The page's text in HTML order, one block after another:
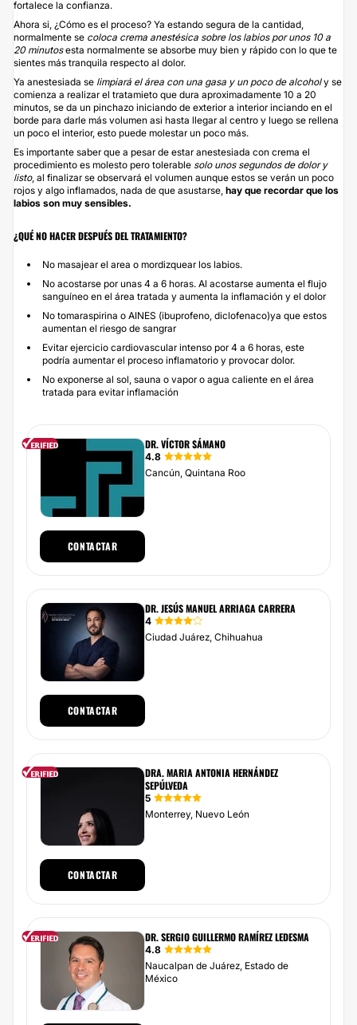
fortalece la confianza.
Ahora si, ¿Cómo es el proceso? Ya estando segura de la cantidad,
normalmente se coloca crema anestésica sobre los labios por unos 10 a
20 minutosesta normalmente se absorbe muy bien y rápido con lo que te
sientes más tranquila respecto al dolor.
Ya anestesiada se limpiará el área con una gasa y un poco de alcoholy se
comienza a realizar el tratamieto que dura aproximadamente 10 a 20
minutos, se da un pinchazo iniciando de exterior a interior inciando en el
borde para darle más volumen asi hasta llegar al centro y luego se rellena
un poco el interior, esto puede molestar un poco más.
Es importante saber que a pesar de estar anestesiada con crema el
procedimiento es molesto pero tolerable solo unos segundos de dolor y
listo, al finalizar se observará el volumen aunque estos se verán un poco
rojos y algo inflamados, nada de que asustarse, hay que recordar que los
labios son muy sensibles.
¿QUÉ NO HACER DESPUÉS DEL TRATAMIENTO?
No masajear el area o mordizquear los labios.
No acostarse por unas 4 a 6 horas. Al acostarse aumenta el flujo
sanguíneo en el área tratada y aumenta la inflamación y el dolor
No tomaraspirina o AINES (ibuprofeno, diclofenaco)ya que estos
aumentan el riesgo de sangrar
Evitar ejercicio cardiovascular intenso por 4 a 6 horas, este
podría aumentar el proceso inflamatorio y provocar dolor.
No exponerse al sol, sauna o vapor o agua caliente en el área
tratada para evitar inflamación
DR. VÍCTOR SÁMANO
4.8
Cancún, Quintana Roo
CONTACTAR
DR. JESÚS MANUEL ARRIAGA CARRERA
4
Ciudad Juárez, Chihuahua
CONTACTAR
DRA. MARIA ANTONIA HERNÁNDEZ
SEPÚLVEDA
5
Monterrey, Nuevo León
CONTACTAR
DR. SERGIO GUILLERMO RAMÍREZ LEDESMA
4.8
Naucalpan de Juárez, Estado de
México